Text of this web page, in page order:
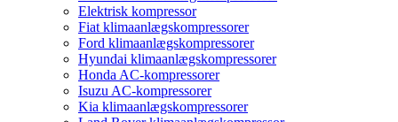
Elektrisk kompressor
Fiat klimaanlægskompressorer
Ford klimaanlægskompressorer
Hyundai klimaanlægskompressorer
Honda AC-kompressorer
Isuzu AC-kompressorer
Kia klimaanlægskompressorer